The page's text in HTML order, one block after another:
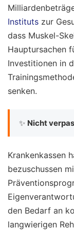
Instituts zur
dass Muskel-
Hauptursachen
Investitionen in
senken.
✨ Nicht
Krankenkassen
bezuschussen
den Bedarf an
langwierigen